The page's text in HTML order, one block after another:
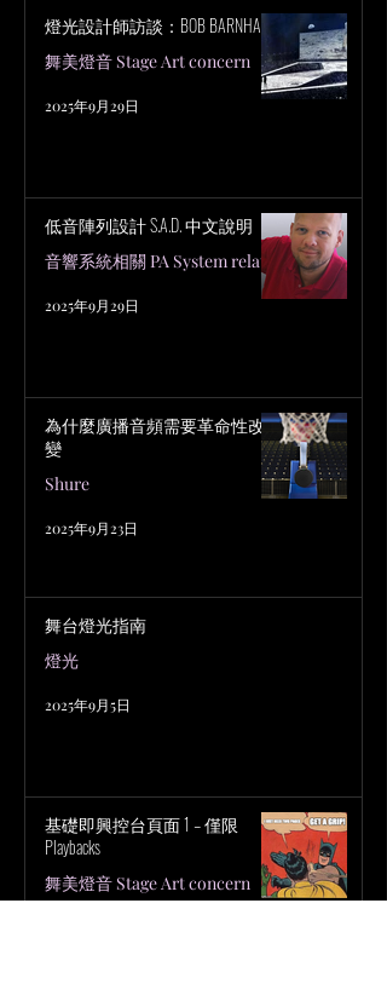
燈光設計師訪談：BOB BARNHART
舞美燈音 Stage Art concern
2025年9月29日
低音陣列設計 S.A.D. 中文說明
音響系統相關 PA System related
2025年9月29日
為什麼廣播音頻需要革命性改
變
Shure
2025年9月23日
舞台燈光指南
燈光
2025年9月5日
基礎即興控台頁面 1 – 僅限
Playbacks
舞美燈音 Stage Art concern